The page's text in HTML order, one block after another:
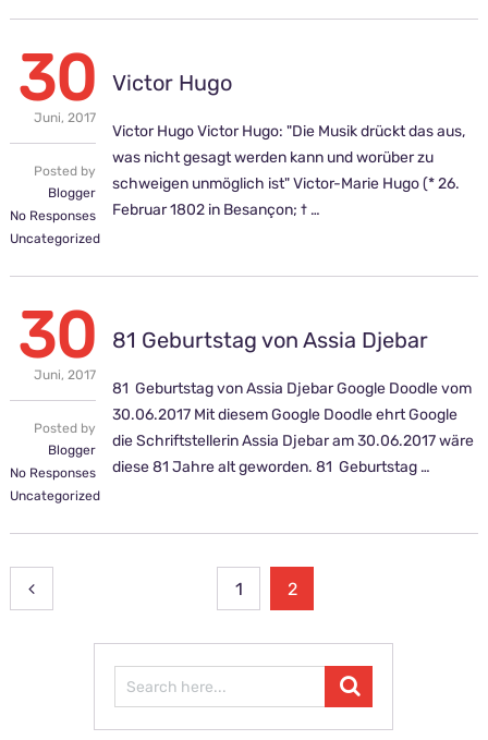
30
Juni, 2017
Posted by
Blogger
No Responses
Uncategorized
Victor Hugo
Victor Hugo Victor Hugo: "Die Musik drückt das aus,
was nicht gesagt werden kann und worüber zu
schweigen unmöglich ist" Victor-Marie Hugo (* 26.
Februar 1802 in Besançon; † …
30
Juni, 2017
Posted by
Blogger
No Responses
Uncategorized
81 Geburtstag von Assia Djebar
81 Geburtstag von Assia Djebar Google Doodle vom
30.06.2017 Mit diesem Google Doodle ehrt Google
die Schriftstellerin Assia Djebar am 30.06.2017 wäre
diese 81 Jahre alt geworden. 81 Geburtstag …
Beitragsnavigation
1 2